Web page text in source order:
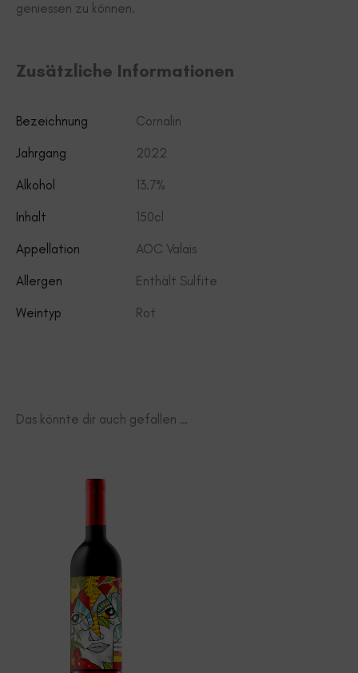
geniessen zu können.
Zusätzliche Informationen
Bezeichnung
Cornalin
Jahrgang
2022
Alkohol
13.7%
Inhalt
150cl
Appellation
AOC Valais
Allergen
Enthält Sulfite
Weintyp
Rot
Das könnte dir auch gefallen …